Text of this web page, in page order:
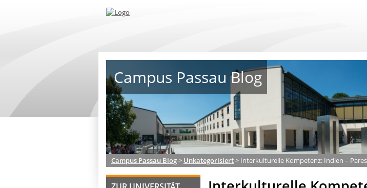
Campus Passau Blog
Campus Passau Blog> Unkategorisiert> Interkulturelle Kompetenz: Indien –